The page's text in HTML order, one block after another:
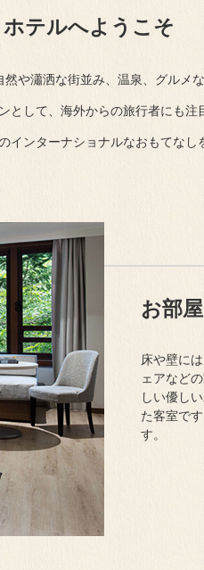
テルへようこそ
や瀟洒な街並み、温泉、グルメ
として、海外からの旅行者にも注
インターナショナルなおもてなし
お部
床や壁に
ェアなど
しい優し
た客室で
す。